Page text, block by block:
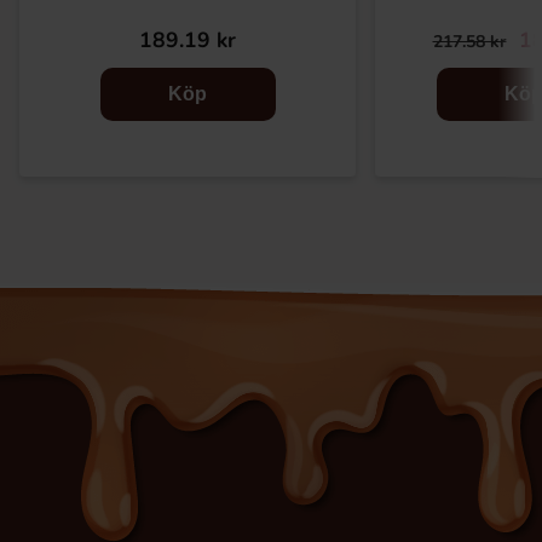
189.19 kr
Köp
217.58 kr
Köp